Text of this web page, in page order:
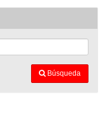
Búsqueda